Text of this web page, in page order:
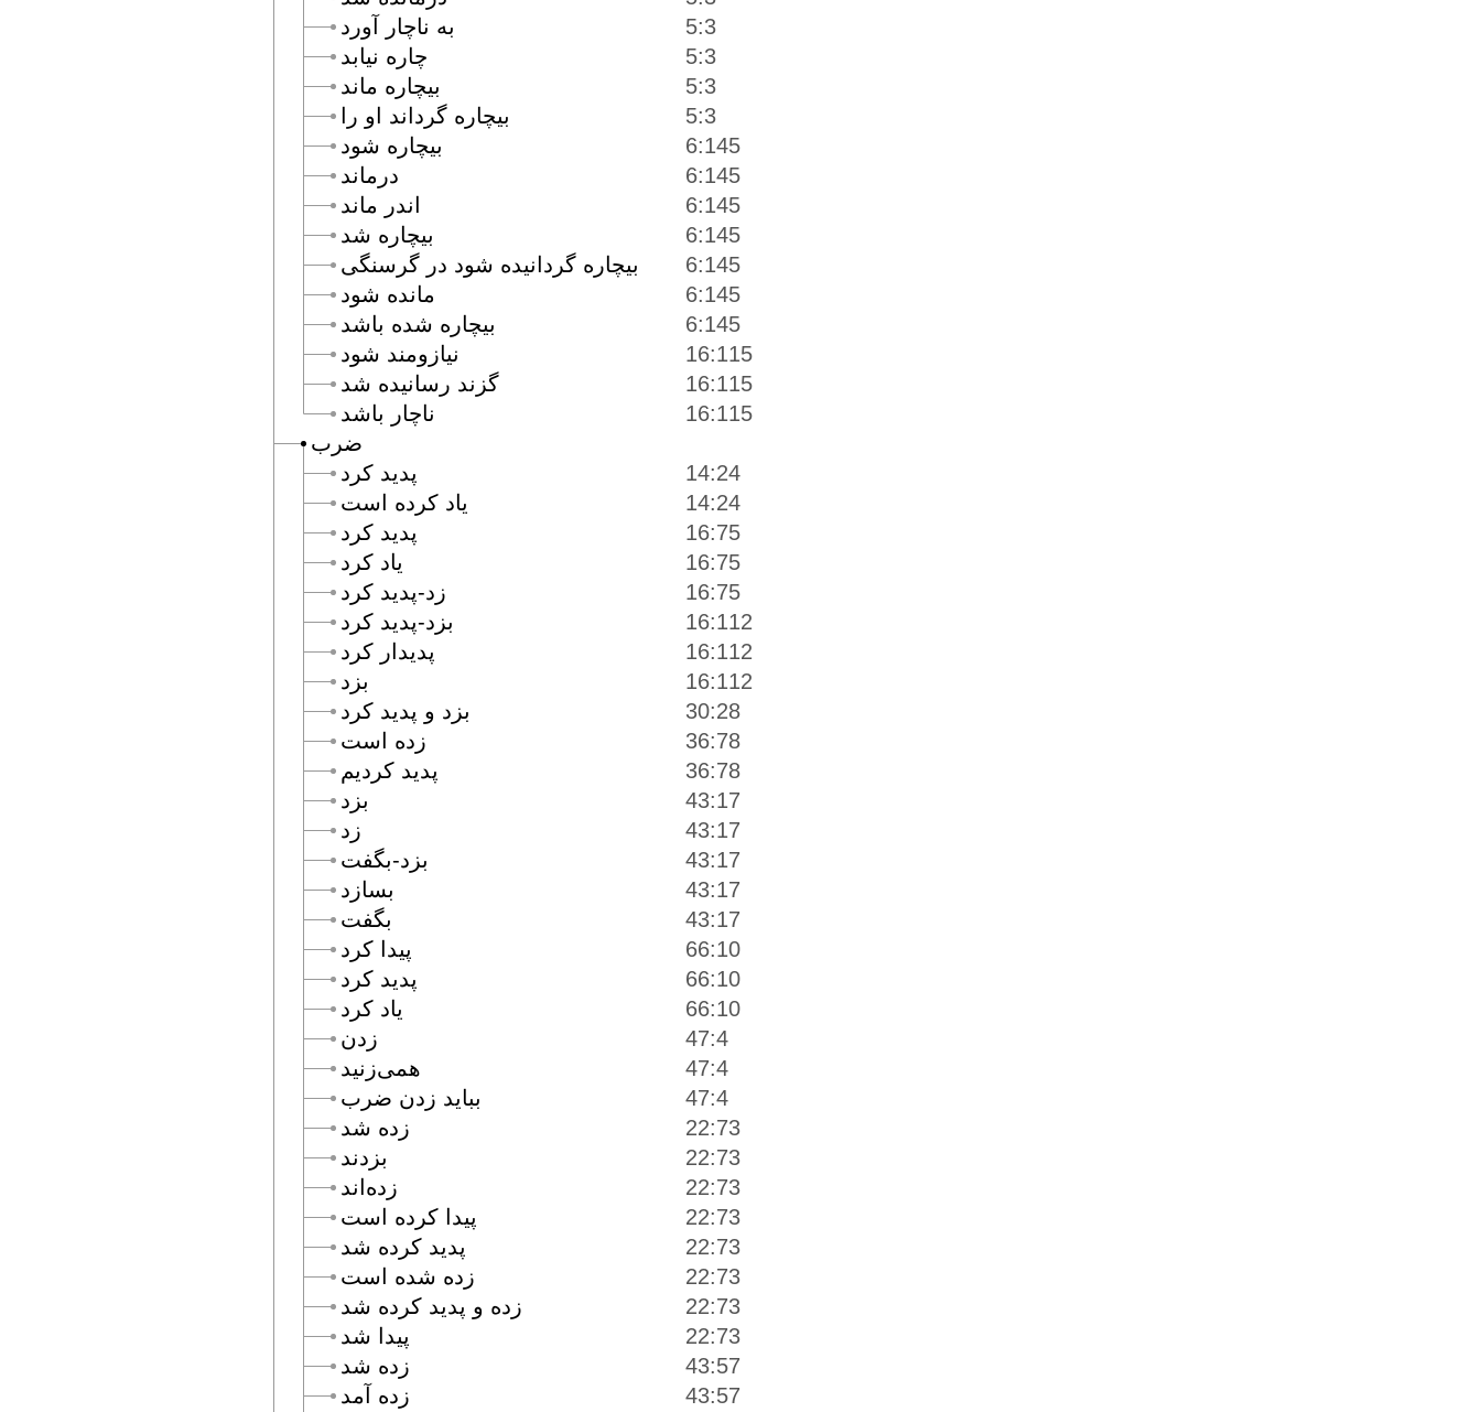
ضرب
به ناچار آورد 5:3
چاره نيابد 5:3
بيچاره ماند 5:3
بيچاره گرداند او را 5:3
بيچاره شود 6:145
درماند 6:145
اندر ماند 6:145
بيچاره شد 6:145
بيچاره گردانيده شود در گرسنگى 6:145
مانده شود 6:145
بيچاره شده باشد 6:145
نيازومند شود 16:115
گزند رسانيده شد 16:115
ناچار باشد 16:115
پديد كرد 14:24
ياد كرده است 14:24
پديد كرد 16:75
ياد كرد 16:75
زد-پديد كرد 16:75
بزد-پديد كرد 16:112
پديدار كرد 16:112
بزد 16:112
بزد و پديد كرد 30:28
زده است 36:78
پديد كرديم 36:78
بزد 43:17
زد 43:17
بزد-بگفت 43:17
بسازد
43:17
بگفت
43:17
پيدا كرد 66:10
پديد كرد 66:10
ياد كرد 66:10
زدن 47:4
همى‌زنيد 47:4
ببايد زدن ضرب 47:4
زده شد 22:73
بزدند 22:73
زده‌اند 22:73
پيدا كرده است 22:73
پديد كرده شد 22:73
زده شده است 22:73
زده و پديد كرده شد 22:73
پيدا شد 22:73
زده شد 43:57
زده آمد 43:57